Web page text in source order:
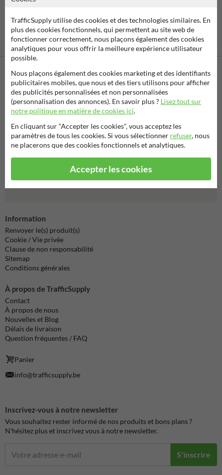
Virement
Paiement par
facture
Contactez-nous
Nous sommes joignables les jours ouvrables (de 8.00 à 17.00) au
04 2957 647.
Des questions ? Envoyez un e-mail àinfo@trafficsupply.be
remplissez le formulaire et nous vous répondrons dès que
possible.
Toutes nos coordonnées
Information
Renvoyer le(s) produit(s)
Cookie / Vie privée
Clause de non responsabilité
Sitemap
Conditions générales
À propos de TrafficSupply
Contact
À propos de nous
Nouvelles et Blog
Délais de livraison
Question fréquentes / FAQ
Panier
info@trafficsupply.be
Inscrivez-vous à notre newsletter
Vous souhaitez rester informé de nos produits et bons plans ?
N'hésitez plus et inscrivez vous à notre newsletter.
S'inscrire
TrafficSupply utilise des cookies et des technologies similaires. En
plus des cookies fonctionnels, qui permettent au site web de
fonctionner correctement, nous plaçons également des cookies
analytiques pour vous offrir la meilleure expérience utilisateur
possible.
Nous plaçons également des cookies marketing et des identifiants
publicitaires mobiles, que nous et des tiers utilisons pour afficher
des publicités personnalisées et non personnalisées
(personnalisation des annonces). En savoir plus ? Lisez tout sur
notre politique en matière de cookies ici.
En cliquant sur "Accepter les cookies", vous acceptez les
paramètres de tous les cookies. Si vous sélectionner refuser, nous
ne placerons que des cookies fonctionnels et analytiques.
Accepter les cookies